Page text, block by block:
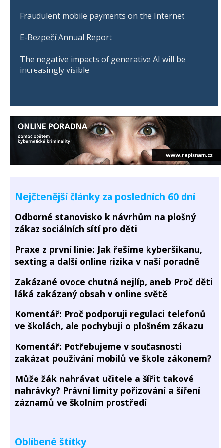
Fraudulent mobile payments on the Internet
E-Bezpečí Annual Report
The negative impacts of generative AI will be
increasingly visible
Nejčtenější články za posledních 60 dní
Odborné stanovisko k návrhům na plošný
zákaz sociálních sítí pro děti
Praxe z první linie: Jak řešíme kyberšikanu,
sexting a další online rizika v naší poradně
Zakázané ovoce chutná nejlíp, aneb Proč děti
láká zakázaný obsah v online světě
Komentář: Proč podporuji regulaci telefonů
ve školách, ale pochybuji o plošném zákazu
Komentář: Potřebujeme v současnosti
zakázat používání mobilů ve škole zákonem?
Může žák nahrávat učitele a šířit takové
nahrávky? Právní limity pořizování a šíření
záznamů ve školním prostředí
Oblíbené štítky